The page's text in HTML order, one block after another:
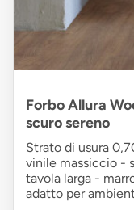
Forbo Allura
scuro sereno
Strato di usura
vinile massiccio -
tavola larga -
adatto per